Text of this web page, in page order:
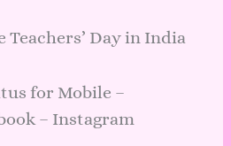
Teachers’ Day in India
for Mobile –
– Instagram